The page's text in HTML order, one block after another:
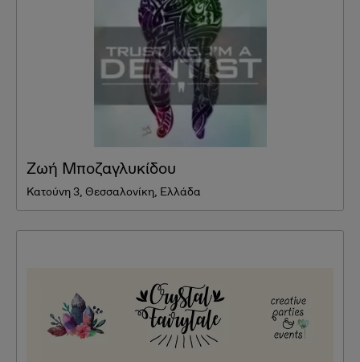
Ζωή Μποζαγλυκίδου
Κατούνη 3, Θεσσαλονίκη, Ελλάδα